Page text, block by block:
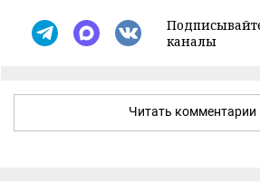
каналы
Читать комментарии